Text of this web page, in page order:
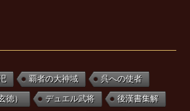
覇者の大神域 呉への使者
徳） デュエル武将 後漢書集解